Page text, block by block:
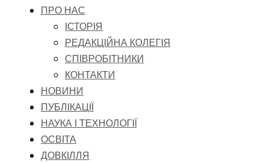
ПРО НАС
ІСТОРІЯ
РЕДАКЦІЙНА КОЛЕГІЯ
СПІВРОБІТНИКИ
КОНТАКТИ
НОВИНИ
ПУБЛІКАЦІЇ
НАУКА І ТЕХНОЛОГІЇ
ОСВІТА
ДОВКІЛЛЯ